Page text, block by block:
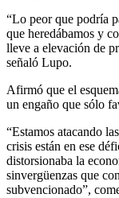
“Lo peor que podría
que heredábamos y
lleve a elevación de
señaló Lupo.
Afirmó que el
un engaño que sólo
“Estamos atacando
crisis están en ese
distorsionaba la
sinvergüenzas que
subvencionado”,